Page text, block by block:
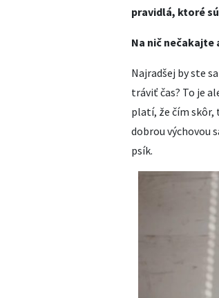
pravidlá, ktoré
Na nič nečakajte
Najradšej by ste
tráviť čas? To je
platí, že čím skôr,
dobrou výchovou
psík.